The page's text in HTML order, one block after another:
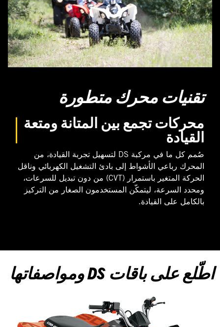
تقنيات محرك متطورة
محركات تجمع بين المتانة ومتعة
القيادة
صُمم كل ما في مركبة DS لتسهيل تجربة القيادة، من
المحرك رباعي الأشواط إلى بادئ التشغيل الكهربائي وناقل
الحركة المتغير باستمرار (CVT) من دون تبديل للسرعات،
ومحدد السرعة، ليتمكّن المستخدمون الصغار من التركيز
بالكامل على القيادة.
اطّلع على باقات DS ومواصفاتها